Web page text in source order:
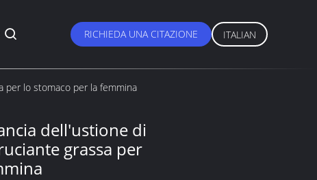
RICHIEDA UNA CITAZIONE ITALIAN
per lo stomaco per la femmina
dell'ustione di
grassa per